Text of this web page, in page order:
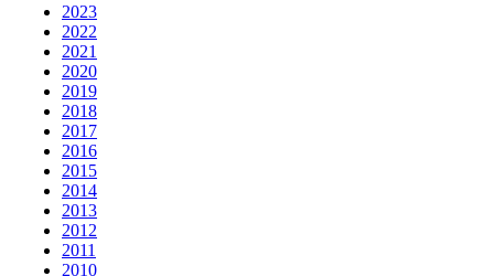
2023
2022
2021
2020
2019
2018
2017
2016
2015
2014
2013
2012
2011
2010